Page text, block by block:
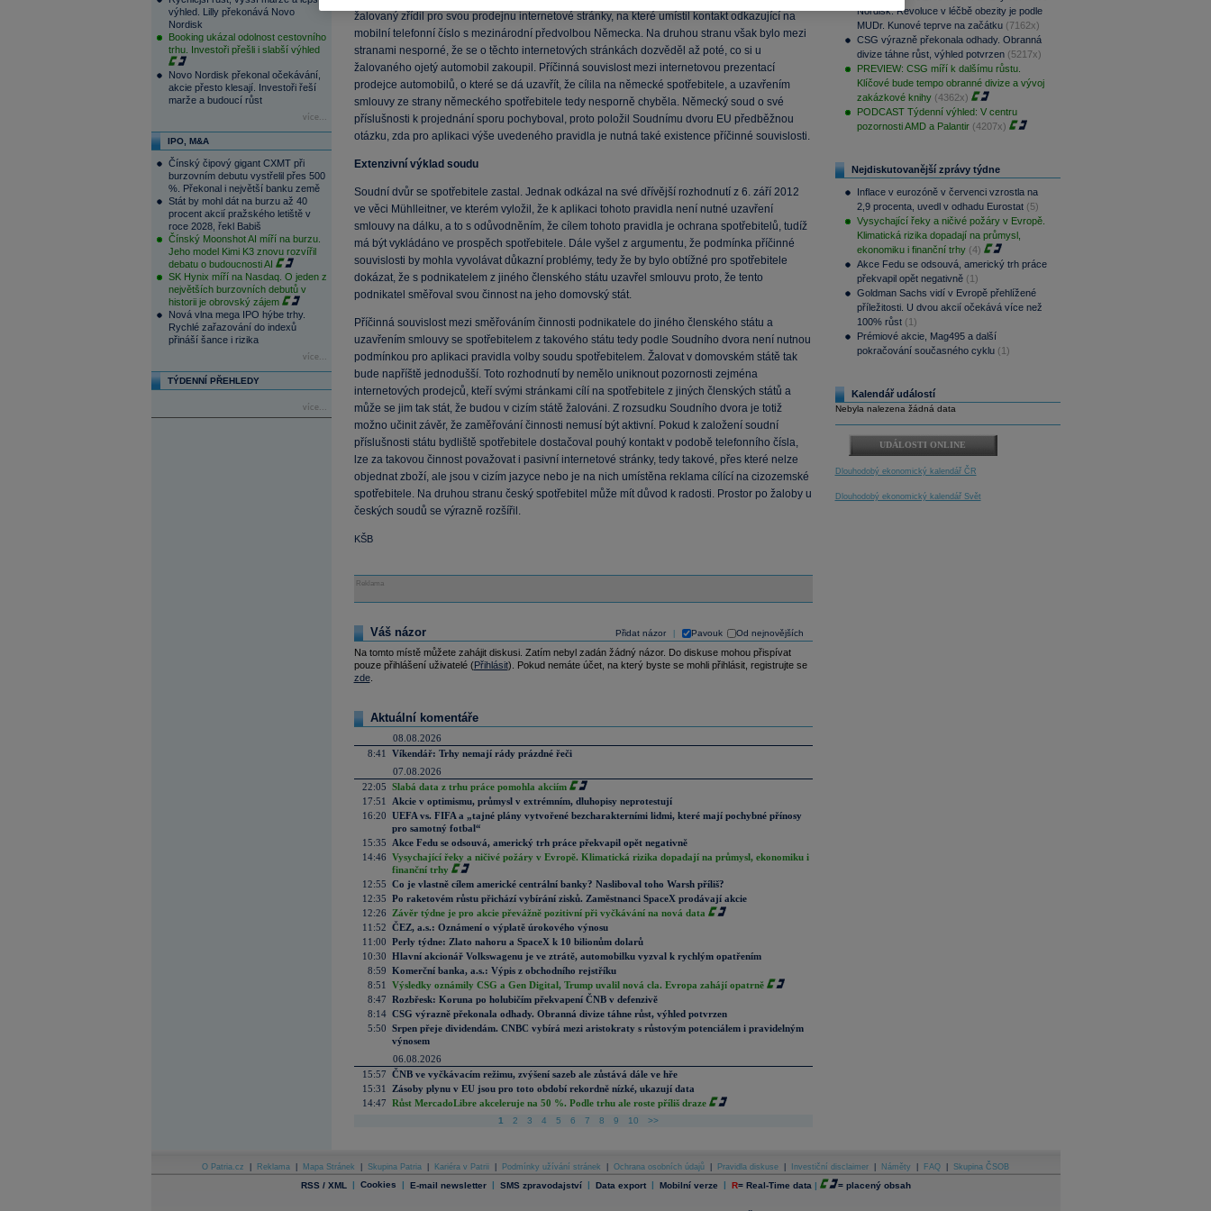
výhled. Lilly překonává Novo
Nordisk
Booking ukázal odolnost cestovního
trhu. Investoři přešli i slabší výhled
Novo Nordisk překonal očekávání,
akcie přesto klesají. Investoři řeší
marže a budoucí růst
více...
IPO, M&A
Čínský čipový gigant CXMT při
burzovním debutu vystřelil přes 500
%. Překonal i největší banku země
Stát by mohl dát na burzu až 40
procent akcií pražského letiště v
roce 2028, řekl Babiš
Čínský Moonshot AI míří na burzu.
Jeho model Kimi K3 znovu rozvířil
debatu o budoucnosti AI
SK Hynix míří na Nasdaq. O jeden z
největších burzovních debutů v
historii je obrovský zájem
Nová vlna mega IPO hýbe trhy.
Rychlé zařazování do indexů
přináší šance i rizika
více...
TÝDENNÍ PŘEHLEDY
více...
žalovaný zřídil pro svou prodejnu internetové stránky, na které umístil kontakt odkazující na
mobilní telefonní číslo s mezinárodní předvolbou Německa. Na druhou stranu však bylo mezi
stranami nesporné, že se o těchto internetových stránkách dozvěděl až poté, co si u
žalovaného ojetý automobil zakoupil. Příčinná souvislost mezi internetovou prezentací
prodejce automobilů, o které se dá uzavřít, že cílila na německé spotřebitele, a uzavřením
smlouvy ze strany německého spotřebitele tedy nesporně chyběla. Německý soud o své
příslušnosti k projednání sporu pochyboval, proto položil Soudnímu dvoru EU předběžnou
otázku, zda pro aplikaci výše uvedeného pravidla je nutná také existence příčinné souvislosti.
Extenzivní výklad soudu
Soudní dvůr se spotřebitele zastal. Jednak odkázal na své dřívější rozhodnutí z 6. září 2012
ve věci Mühlleitner, ve kterém vyložil, že k aplikaci tohoto pravidla není nutné uzavření
smlouvy na dálku, a to s odůvodněním, že cílem tohoto pravidla je ochrana spotřebitelů, tudíž
má být vykládáno ve prospěch spotřebitele. Dále vyšel z argumentu, že podmínka příčinné
souvislosti by mohla vyvolávat důkazní problémy, tedy že by bylo obtížné pro spotřebitele
dokázat, že s podnikatelem z jiného členského státu uzavřel smlouvu proto, že tento
podnikatel směřoval svou činnost na jeho domovský stát.
Příčinná souvislost mezi směřováním činnosti podnikatele do jiného členského státu a
uzavřením smlouvy se spotřebitelem z takového státu tedy podle Soudního dvora není nutnou
podmínkou pro aplikaci pravidla volby soudu spotřebitelem. Žalovat v domovském státě tak
bude napříště jednodušší. Toto rozhodnutí by nemělo uniknout pozornosti zejména
internetových prodejců, kteří svými stránkami cílí na spotřebitele z jiných členských států a
může se jim tak stát, že budou v cizím státě žalováni. Z rozsudku Soudního dvora je totiž
možno učinit závěr, že zaměřování činnosti nemusí být aktivní. Pokud k založení soudní
příslušnosti státu bydliště spotřebitele dostačoval pouhý kontakt v podobě telefonního čísla,
lze za takovou činnost považovat i pasivní internetové stránky, tedy takové, přes které nelze
objednat zboží, ale jsou v cizím jazyce nebo je na nich umístěna reklama cílící na cizozemské
spotřebitele. Na druhou stranu český spotřebitel může mít důvod k radosti. Prostor po žaloby u
českých soudů se výrazně rozšířil.
KŠB
Reklama
Přidat názor Pavouk Od nejnovějších
Váš názor
Na tomto místě můžete zahájit diskusi. Zatím nebyl zadán žádný názor. Do diskuse mohou přispívat
pouze přihlášení uživatelé (Přihlásit). Pokud nemáte účet, na který byste se mohli přihlásit, registrujte se
zde.
Aktuální komentáře
08.08.2026
8:41
Víkendář: Trhy nemají rády prázdné řeči
07.08.2026
22:05 Slabá data z trhu práce pomohla akciím
17:51
Akcie v optimismu, průmysl v extrémním, dluhopisy neprotestují
16:20 UEFA vs. FIFA a „tajné plány vytvořené bezcharakterními lidmi, které mají pochybné přínosy
pro samotný fotbal“
15:35
Akce Fedu se odsouvá, americký trh práce překvapil opět negativně
14:46 Vysychající řeky a ničivé požáry v Evropě. Klimatická rizika dopadají na průmysl, ekonomiku i
finanční trhy
12:55 Co je vlastně cílem americké centrální banky? Nasliboval toho Warsh příliš?
12:35 Po raketovém růstu přichází vybírání zisků. Zaměstnanci SpaceX prodávají akcie
12:26
Závěr týdne je pro akcie převážně pozitivní při vyčkávání na nová data
11:52 ČEZ, a.s.: Oznámení o výplatě úrokového výnosu
11:00 Perly týdne: Zlato nahoru a SpaceX k 10 bilionům dolarů
10:30 Hlavní akcionář Volkswagenu je ve ztrátě, automobilku vyzval k rychlým opatřením
8:59 Komerční banka, a.s.: Výpis z obchodního rejstříku
8:51
Výsledky oznámily CSG a Gen Digital, Trump uvalil nová cla. Evropa zahájí opatrně
8:47 Rozbřesk: Koruna po holubičím překvapení ČNB v defenzivě
8:14 CSG výrazně překonala odhady. Obranná divize táhne růst, výhled potvrzen
5:50 Srpen přeje dividendám. CNBC vybírá mezi aristokraty s růstovým potenciálem i pravidelným
výnosem
06.08.2026
15:57 ČNB ve vyčkávacím režimu, zvýšení sazeb ale zůstává dále ve hře
15:31
Zásoby plynu v EU jsou pro toto období rekordně nízké, ukazují data
14:47 Růst MercadoLibre akceleruje na 50 %. Podle trhu ale roste příliš draze
1 2 3 4 5 6 7 8 9 10 >>
Nordisk. Revoluce v léčbě obezity je podle
MUDr. Kunové teprve na začátku (7162x)
CSG výrazně překonala odhady. Obranná
divize táhne růst, výhled potvrzen (5217x)
PREVIEW: CSG míří k dalšímu růstu.
Klíčové bude tempo obranné divize a vývoj
zakázkové knihy (4362x)
PODCAST Týdenní výhled: V centru
pozornosti AMD a Palantir (4207x)
Nejdiskutovanější zprávy týdne
Inflace v eurozóně v červenci vzrostla na
2,9 procenta, uvedl v odhadu Eurostat (5)
Vysychající řeky a ničivé požáry v Evropě.
Klimatická rizika dopadají na průmysl,
ekonomiku i finanční trhy (4)
Akce Fedu se odsouvá, americký trh práce
překvapil opět negativně (1)
Goldman Sachs vidí v Evropě přehlížené
příležitosti. U dvou akcií očekává více než
100% růst (1)
Prémiové akcie, Mag495 a další
pokračování současného cyklu (1)
Kalendář událostí
Nebyla nalezena žádná data
UDÁLOSTI ONLINE
Dlouhodobý ekonomický kalendář ČR
Dlouhodobý ekonomický kalendář Svět
O Patria.cz Reklama Mapa Stránek Skupina Patria Kariéra v Patrii Podmínky užívání stránek Ochrana osobních údajů Pravidla diskuse Investiční disclaimer Náměty FAQ Skupina ČSOB
RSS / XML | Cookies | E-mail newsletter | SMS zpravodajství | Data export | Mobilní verze | R= Real-Time data | = placený obsah